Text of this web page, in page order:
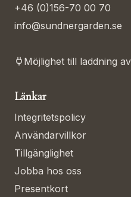
+46 (0)156-70 00 70
info@sundnergarden.se
Möjlighet till laddning
Länkar
Integritetspolicy
Användarvillkor
Tillgänglighet
Jobba hos oss
Presentkort